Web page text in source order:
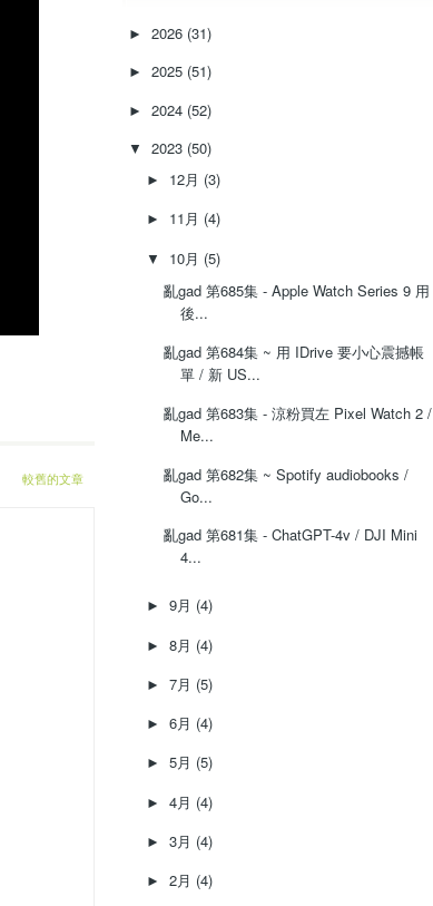
v
.較舊的文章
► 2026 (31)
► 2025 (51)
► 2024 (52)
▼ 2023 (50)
► 12月 (3)
► 11月 (4)
▼ 10月 (5)
亂‌‌‌gad‌‌‌ ‌‌‌‌‌第‌‌‌685集 - Apple Watch Series 9 用
後...
亂‌‌‌gad‌‌‌ ‌‌‌‌‌第‌‌‌684集 ~ 用 IDrive 要小心震撼帳
單 / 新 US...
亂‌‌‌gad‌‌‌ ‌‌‌‌‌第‌‌‌683集 - 涼粉買左 Pixel Watch 2 /
Me...
亂‌‌‌gad‌‌‌ ‌‌‌‌‌第‌‌‌682集 ~ Spotify audiobooks /
Go...
亂‌‌‌gad‌‌‌ ‌‌‌‌‌第‌‌‌681集 - ChatGPT-4v / DJI Mini
4...
► 9月 (4)
► 8月 (4)
► 7月 (5)
► 6月 (4)
► 5月 (5)
► 4月 (4)
► 3月 (4)
► 2月 (4)